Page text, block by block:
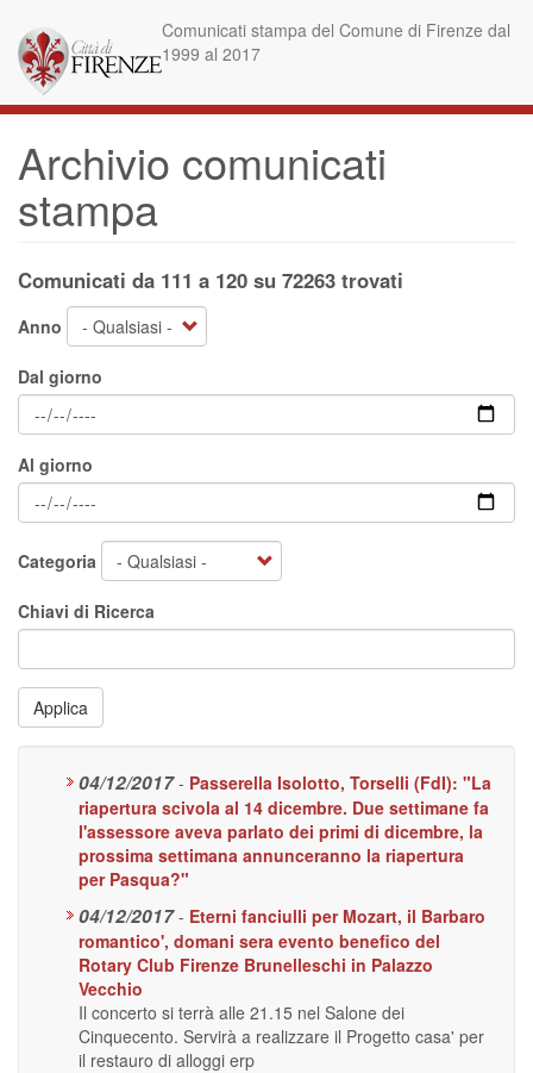
contenuto
principale
Comunicati stampa del Comune di Firenze dal
1999 al 2017
Archivio comunicati
stampa
Comunicati da 111 a 120 su 72263 trovati
Anno
Dal giorno
Al giorno
Categoria
Chiavi di Ricerca
Applica
04/12/2017 - Passerella Isolotto, Torselli (FdI): "La
riapertura scivola al 14 dicembre. Due settimane fa
l'assessore aveva parlato dei primi di dicembre, la
prossima settimana annunceranno la riapertura
per Pasqua?"
04/12/2017 - Eterni fanciulli per Mozart, il Barbaro
romantico', domani sera evento benefico del
Rotary Club Firenze Brunelleschi in Palazzo
Vecchio
Il concerto si terrà alle 21.15 nel Salone dei
Cinquecento. Servirà a realizzare il Progetto casa' per
il restauro di alloggi erp